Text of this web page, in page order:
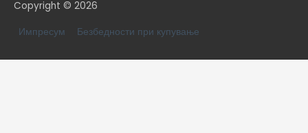
Copyright © 2026
Импресум Безбедности при купување